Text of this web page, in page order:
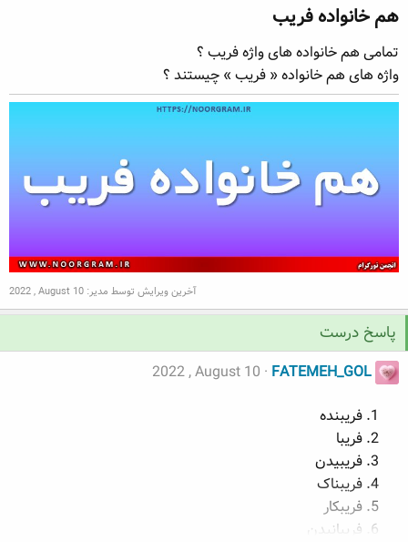
ه
و
ض
و
ع
ع
هم خانواده فریب​
تمامی هم خانواده های واژه فریب ؟
واژه های هم خانواده « فریب » چیستند ؟
آخرین ویرایش توسط مدیر: 2022 , August 10
پاسخ درست
FATEMEH_GOL
2022 , August 10
فریبنده
فریبا
فریبیدن
فریبناک
فریبکار
فریبانیدن